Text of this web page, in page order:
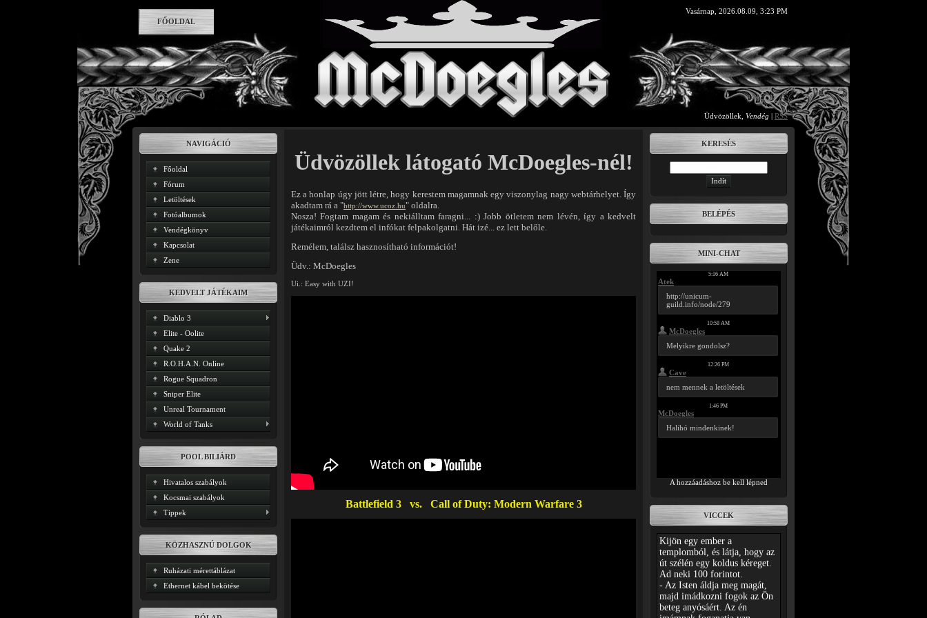
FŐOLDAL
Vasárnap, 2026.08.09, 3:23 PM
Üdvözöllek Vendég | RSS
NAVIGÁCIÓ
Főoldal
Fórum
Letöltések
Fotóalbumok
Vendégkönyv
Kapcsolat
Zene
KEDVELT JÁTÉKAIM
Diablo 3
Elite - Oolite
Quake 2
R.O.H.A.N. Online
Rogue Squadron
Sniper Elite
Unreal Tournament
World of Tanks
POOL BILIÁRD
Hivatalos szabályok
Kocsmai szabályok
Tippek
KÖZHASZNÚ DOLGOK
Ruházati mérettáblázat
Ethernet kábel bekötése
Üdvözöllek látogató McDoegles-nél!
Ez a honlap úgy jött létre, hogy kerestem magamnak egy viszonylag nagy webtárhelyet. Így
akadtam rá a "http://www.ucoz.hu" oldalra.
Nosza! Fogtam magam és nekiálltam faragni... :) Jobb ötletem nem lévén, így a kedvelt
játékaimról kezdtem el infókat felpakolgatni. Hát izé... ez lett belőle.
Remélem, találsz hasznosítható információt!
Üdv.: McDoegles
Ui.: Easy with UZI!
Battlefield 3 vs. Call of Duty: Modern Warfare 3
KERESÉS
BELÉPÉS
MINI-CHAT
A hozzáadáshoz be kell lépned
VICCEK